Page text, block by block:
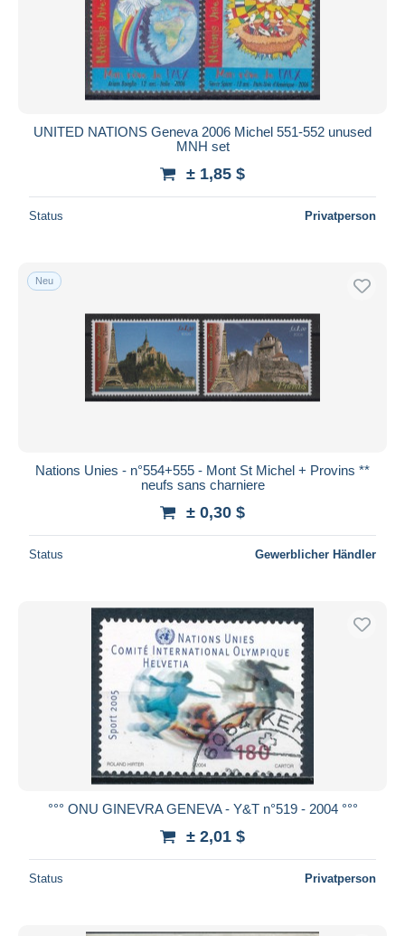
UNITED NATIONS Geneva 2006 Michel 551-552 unused
MNH set
± 1,85 $
Status Privatperson
Neu
Nations Unies - n°554+555 - Mont St Michel + Provins **
neufs sans charniere
± 0,30 $
Status Gewerblicher Händler
°°° ONU GINEVRA GENEVA - Y&T n°519 - 2004 °°°
± 2,01 $
Status Privatperson